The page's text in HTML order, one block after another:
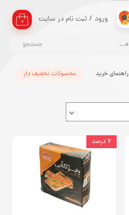
جستجو
۰ ورود / ثبت نام در سایت
محصولات تحفیف دار راهنمای خرید
۶ درصد